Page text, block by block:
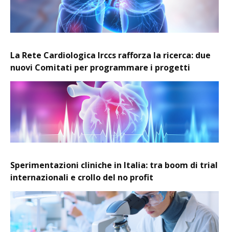
La Rete Cardiologica Irccs rafforza la ricerca: due
nuovi Comitati per programmare i progetti
Sperimentazioni cliniche in Italia: tra boom di trial
internazionali e crollo del no profit